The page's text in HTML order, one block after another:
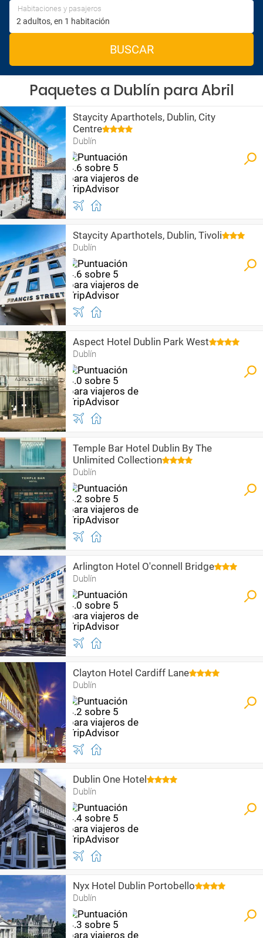
Habitaciones y pasajeros
BUSCAR
Paquetes a Dublín para Abril
Staycity Aparthotels, Dublin, City
Centre
Dublín
Staycity Aparthotels, Dublin, Tivoli
Dublín
Aspect Hotel Dublin Park West
Dublín
Temple Bar Hotel Dublin By The
Unlimited Collection
Dublín
Arlington Hotel O'connell Bridge
Dublín
Clayton Hotel Cardiff Lane
Dublín
Dublin One Hotel
Dublín
Nyx Hotel Dublin Portobello
Dublín